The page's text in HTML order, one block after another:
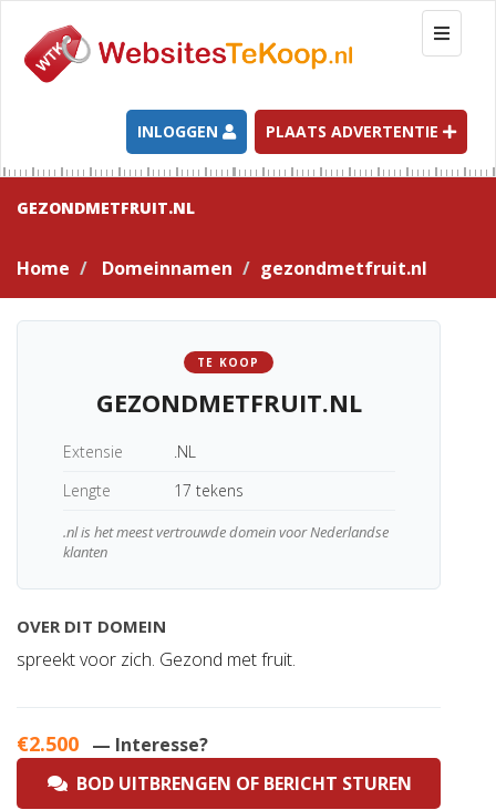
T
o
g
l
e
n
a
t
INLOGGEN PLAATS ADVERTENTIE
GEZONDMETFRUIT.NL
Home Domeinnamen gezondmetfruit.nl
TE KOOP
GEZONDMETFRUIT.NL
Extensie
.NL
Lengte
17 tekens
.nl is het meest vertrouwde domein voor Nederlandse
klanten
OVER DIT DOMEIN
spreekt voor zich. Gezond met fruit.
€2.500 — Interesse?
BOD UITBRENGEN OF BERICHT STUREN